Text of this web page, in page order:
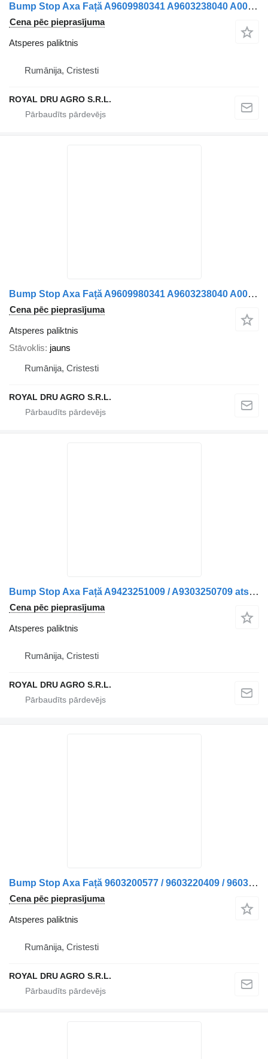
Bump Stop Axa Față A9609980341 A9603238040 A0009983041 960998034 atsperes paliktnis paredzēts Mercedes-Benz A9609980341 A9603238040 A0009983041 9609980341 9603238040 0009983041 kravas automašīnas
Cena pēc pieprasījuma
Atsperes paliktnis
Rumānija, Cristesti
ROYAL DRU AGRO S.R.L.
Bump Stop Axa Față A9609980341 A9603238040 A0009983041 atsperes paliktnis paredzēts Mercedes-Benz A9609980341 A9603238040 A0009983041 kravas automašīnas
Cena pēc pieprasījuma
Atsperes paliktnis
Stāvoklis jauns
Rumānija, Cristesti
ROYAL DRU AGRO S.R.L.
Bump Stop Axa Față A9423251009 / A9303250709 atsperes paliktnis paredzēts Mercedes-Benz A9423251009 / A9303250709 kravas automašīnas
Cena pēc pieprasījuma
Atsperes paliktnis
Rumānija, Cristesti
ROYAL DRU AGRO S.R.L.
Bump Stop Axa Față 9603200577 / 9603220409 / 9603221109 atsperes paliktnis paredzēts Mercedes-Benz 9603200577 / 9603220409 / 9603221109 kravas automašīnas
Cena pēc pieprasījuma
Atsperes paliktnis
Rumānija, Cristesti
ROYAL DRU AGRO S.R.L.